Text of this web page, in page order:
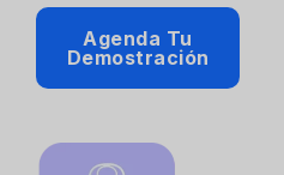
Agenda Tu
Demostración